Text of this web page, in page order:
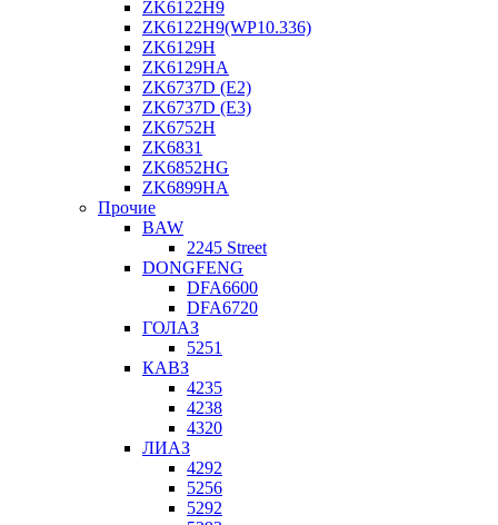
ZK6122H9
ZK6122H9(WP10.336)
ZK6129H
ZK6129HA
ZK6737D (E2)
ZK6737D (E3)
ZK6752H
ZK6831
ZK6852HG
ZK6899HA
Прочие
BAW
2245 Street
DONGFENG
DFA6600
DFA6720
ГОЛАЗ
5251
КАВЗ
4235
4238
4320
ЛИАЗ
4292
5256
5292